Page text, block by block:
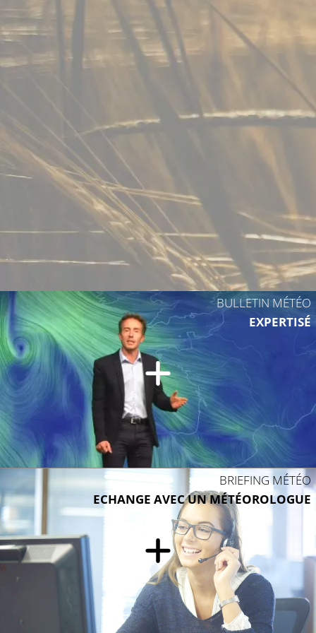
18°C
BULLETIN MÉTÉO
EXPERTISÉ
BRIEFING MÉTÉO
ECHANGE AVEC UN MÉTÉOROLOGUE